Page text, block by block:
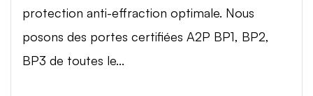
protection anti-effraction optimale. Nous
posons des portes certifiées A2P BP1, BP2,
BP3 de toutes le...